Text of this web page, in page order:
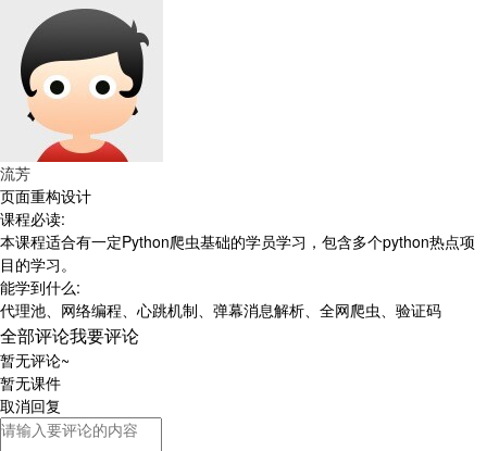
流芳
页面重构设计
课程必读:
本课程适合有一定Python爬虫基础的学员学习，包含多个python热点项
目的学习。
能学到什么:
代理池、网络编程、心跳机制、弹幕消息解析、全网爬虫、验证码
全部评论我要评论
暂无评论~
暂无课件
取消回复